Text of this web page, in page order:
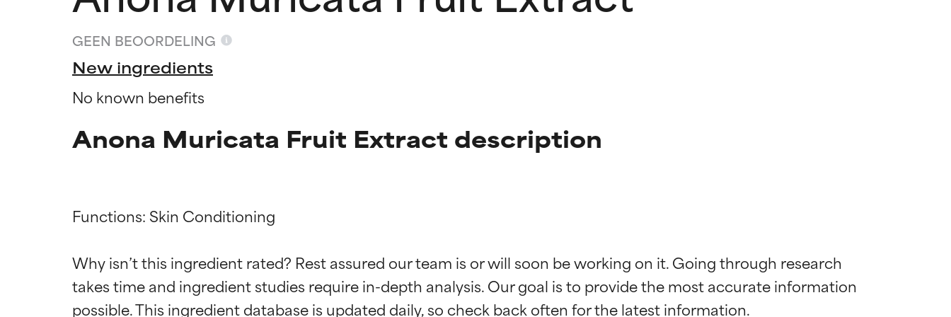
GEEN BEOORDELING
New ingredients
No known benefits
Anona Muricata Fruit Extract description
Functions: Skin Conditioning
Why isn’t this ingredient rated? Rest assured our team is or will soon be working on it. Going through research
takes time and ingredient studies require in-depth analysis. Our goal is to provide the most accurate information
Beoordelingen van ingrediënten
BESTE
Beoordelingen van ingrediënten
BESTE